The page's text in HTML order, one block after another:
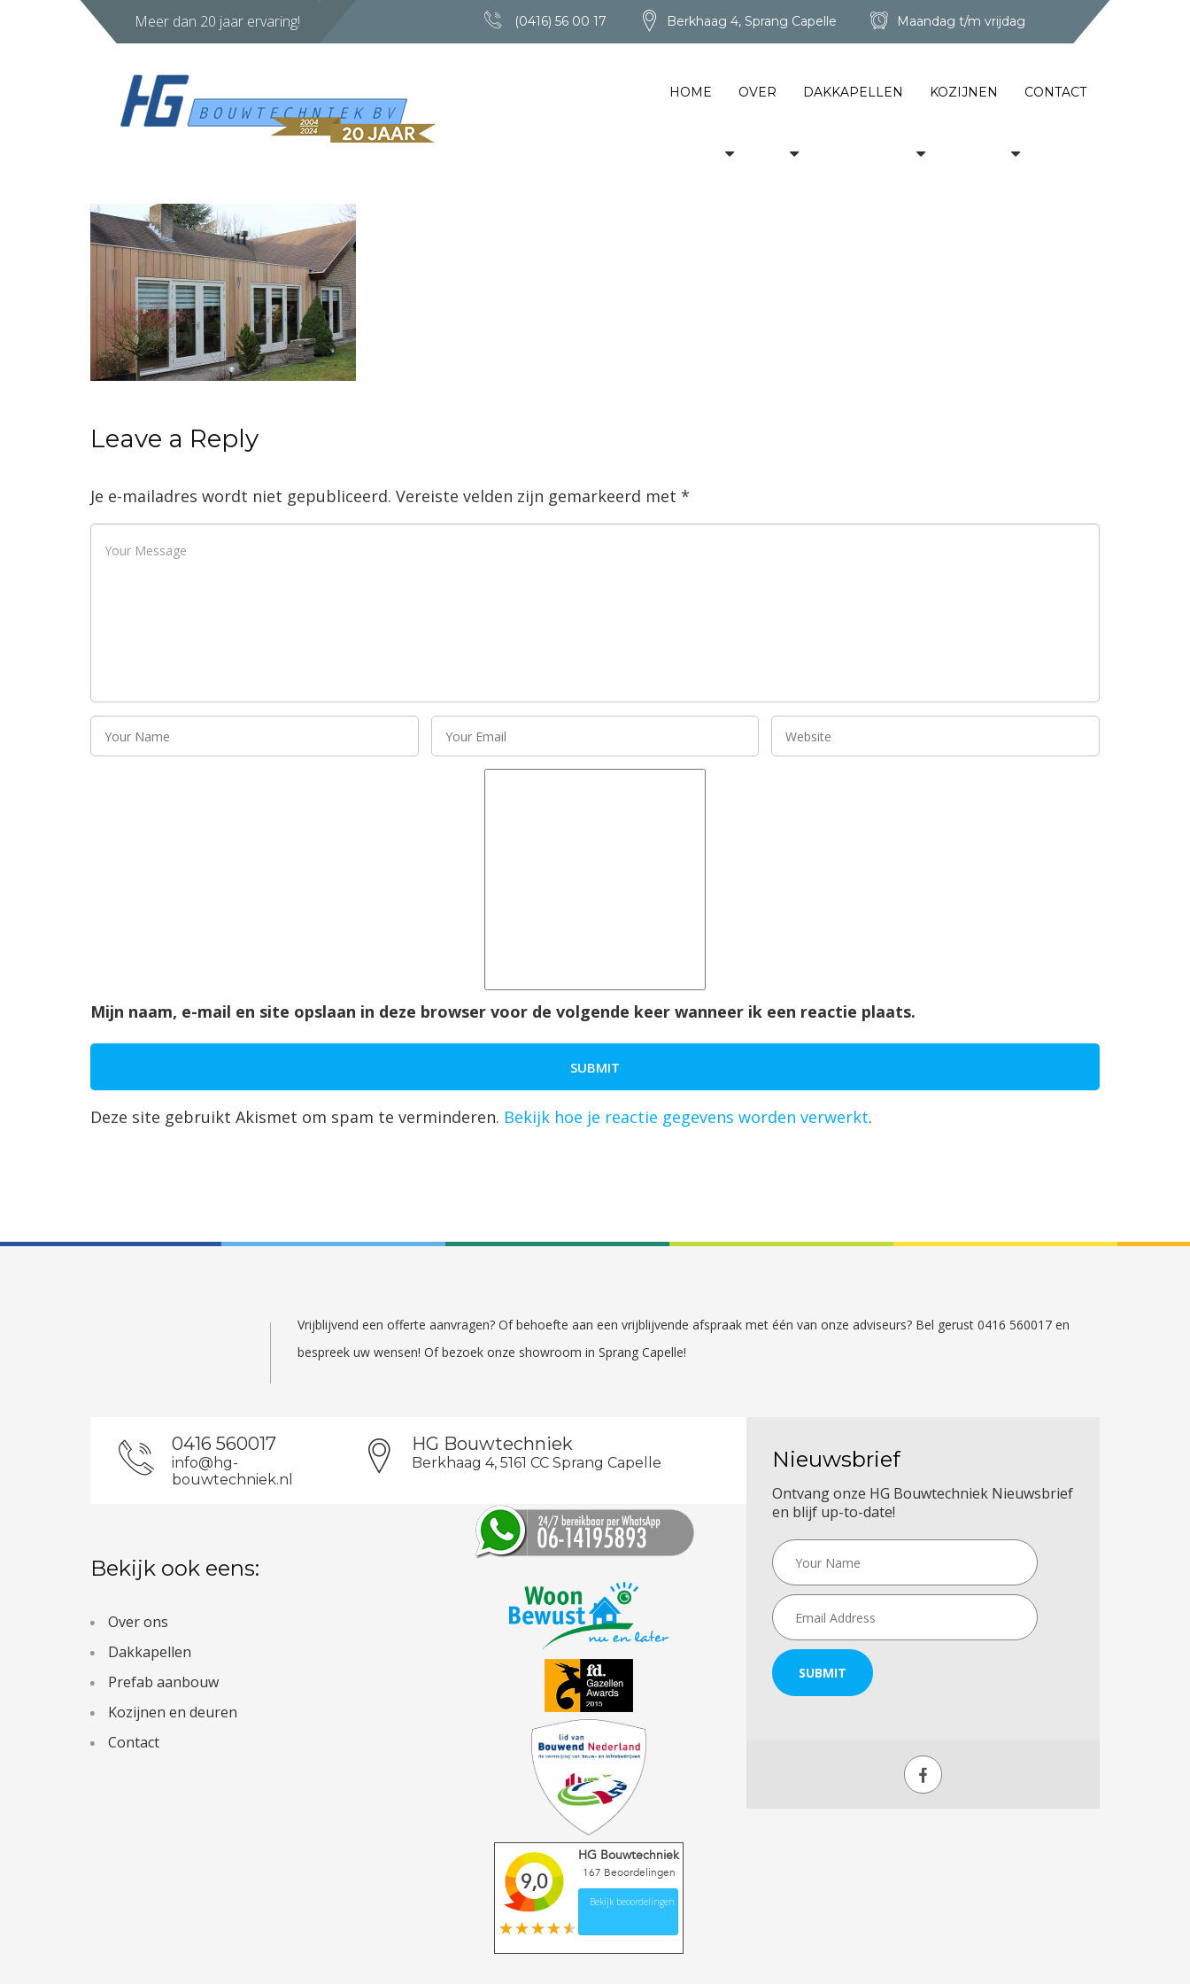
Meer dan 20 jaar ervaring! (0416) 56 00 17 Berkhaag 4, Sprang Capelle Maandag t/m vrijdag
HOME OVER DAKKAPELLEN KOZIJNEN CONTACT
Leave a Reply
Je e-mailadres wordt niet gepubliceerd. Vereiste velden zijn gemarkeerd met *
Mijn naam, e-mail en site opslaan in deze browser voor de volgende keer wanneer ik een reactie plaats.
Deze site gebruikt Akismet om spam te verminderen. Bekijk hoe je reactie gegevens worden verwerkt.
Vrijblijvend een offerte aanvragen? Of behoefte aan een vrijblijvende afspraak met één van onze adviseurs? Bel gerust 0416 560017 en
bespreek uw wensen! Of bezoek onze showroom in Sprang Capelle!
0416 560017
info@hg-
bouwtechniek.nl
HG Bouwtechniek
Berkhaag 4, 5161 CC Sprang Capelle
Bekijk ook eens:
Over ons
Dakkapellen
Prefab aanbouw
Kozijnen en deuren
Contact
9,0
HG Bouwtechniek
167 Beoordelingen
Bekijk beoordelingen
Nieuwsbrief
Ontvang onze HG Bouwtechniek Nieuwsbrief
en blijf up-to-date!
SUBMIT